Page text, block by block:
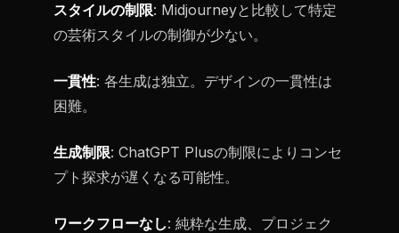
スタイルの制限: Midjourneyと比較して特定
の芸術スタイルの制御が少ない。
一貫性: 各生成は独立。デザインの一貫性は
困難。
生成制限: ChatGPT Plusの制限によりコンセ
プト探求が遅くなる可能性。
ワークフローなし: 純粋な生成、プロジェク